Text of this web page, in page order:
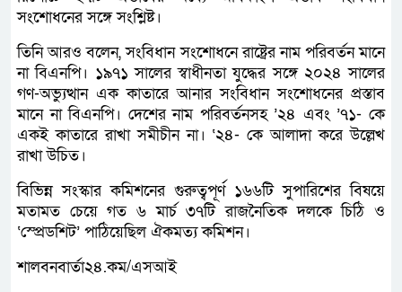
সংশোধনের সঙ্গে সংশ্লিষ্ট।
তিনি আরও বলেন, সংবিধান সংশোধনে রাষ্ট্রের নাম পরিবর্তন মানে
না বিএনপি। ১৯৭১ সালের স্বাধীনতা যুদ্ধের সঙ্গে ২০২৪ সালের
গণ-অভ্যুত্থান এক কাতারে আনার সংবিধান সংশোধনের প্রস্তাব
মানে না বিএনপি। দেশের নাম পরিবর্তনসহ ’২৪ এবং ’৭১- কে
একই কাতারে রাখা সমীচীন না। ‘২৪- কে আলাদা করে উল্লেখ
রাখা উচিত।
বিভিন্ন সংস্কার কমিশনের গুরুত্বপূর্ণ ১৬৬টি সুপারিশের বিষয়ে
মতামত চেয়ে গত ৬ মার্চ ৩৭টি রাজনৈতিক দলকে চিঠি ও
‘স্প্রেডশিট’ পাঠিয়েছিল ঐকমত্য কমিশন।
শালবনবার্তা২৪.কম/এসআই